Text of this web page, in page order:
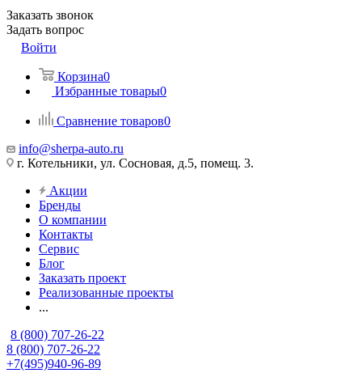
Заказать звонок
Задать вопрос
Войти
Корзина0
Избранные товары0
Сравнение товаров0
info@sherpa-auto.ru
г. Котельники, ул. Сосновая, д.5, помещ. 3.
Акции
Бренды
О компании
Контакты
Сервис
Блог
Заказать проект
Реализованные проекты
...
8 (800) 707-26-22
8 (800) 707-26-22
+7(495)940-96-89